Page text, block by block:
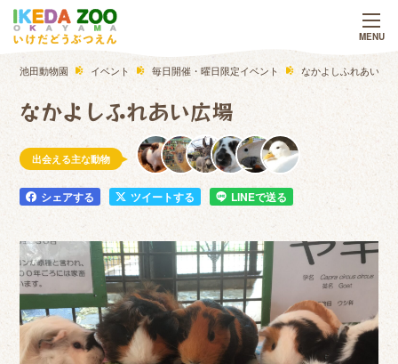
池田動物園 イベント 毎日開催・曜日限定イベント なかよしふれあい広
なかよしふれあい広場
出会える主な動物
シェアする ツイートする LINEで送る